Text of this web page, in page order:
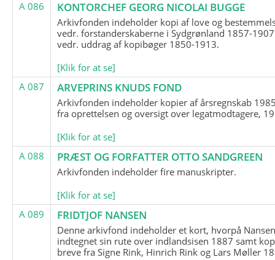
A 086
KONTORCHEF GEORG NICOLAI BUGGE
Arkivfonden indeholder kopi af love og
vedr. forstanderskaberne i Sydgrønland 1857-
vedr. uddrag af kopibøger 1850-1913.
[Klik for at se]
A 087
ARVEPRINS KNUDS FOND
Arkivfonden indeholder kopier af årsregnskab
fra oprettelsen og oversigt over legatmodtagere,
[Klik for at se]
A 088
PRÆST OG FORFATTER OTTO SANDGREEN
Arkivfonden indeholder fire manuskripter.
[Klik for at se]
A 089
FRIDTJOF NANSEN
Denne arkivfond indeholder et kort, hvorpå
indtegnet sin rute over indlandsisen 1887 samt
breve fra Signe Rink, Hinrich Rink og Lars Møller